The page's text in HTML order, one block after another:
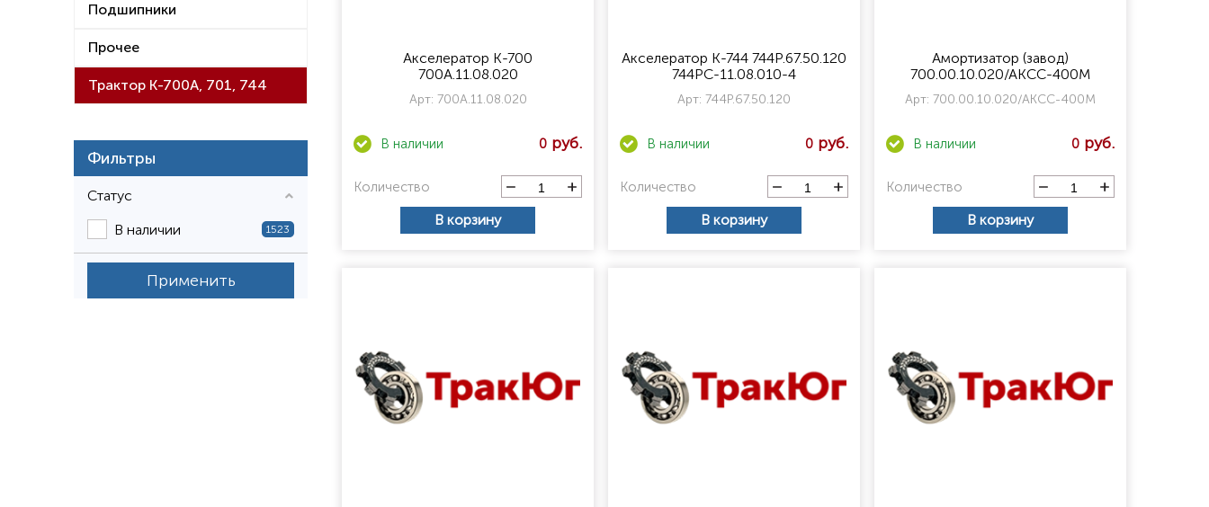
Подшипники
Прочее
Трактор К-700А, 701, 744
Фильтры
Статус
В наличии
1523
Применить
Акселератор К-700
700А.11.08.020
Арт: 700А.11.08.020
0
Количество
В корзину
Акселератор К-744 744Р.67.50.120
744РС-11.08.010-4
Арт: 744Р.67.50.120
0
Количество
В корзину
Амортизатор (завод)
700.00.10.020/АКСС-400М
Арт: 700.00.10.020/АКСС-400М
0
Количество
В корзину